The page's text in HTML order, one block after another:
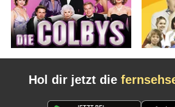
Hol dir jetzt die